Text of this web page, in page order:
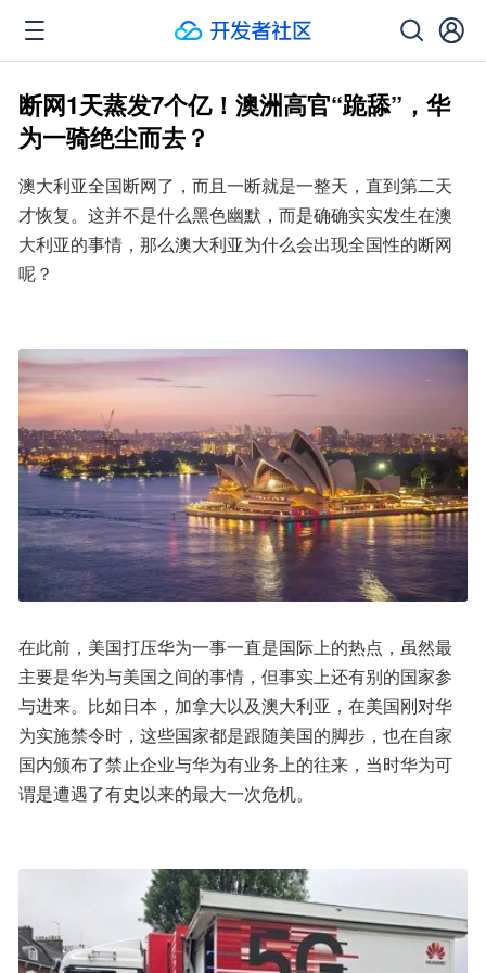
断网1天蒸发7个亿！澳洲高官“跪舔”，华
为一骑绝尘而去？
澳大利亚全国断网了，而且一断就是一整天，直到第二天
才恢复。这并不是什么黑色幽默，而是确确实实发生在澳
大利亚的事情，那么澳大利亚为什么会出现全国性的断网
呢？
在此前，美国打压华为一事一直是国际上的热点，虽然最
主要是华为与美国之间的事情，但事实上还有别的国家参
与进来。比如日本，加拿大以及澳大利亚，在美国刚对华
为实施禁令时，这些国家都是跟随美国的脚步，也在自家
国内颁布了禁止企业与华为有业务上的往来，当时华为可
谓是遭遇了有史以来的最大一次危机。